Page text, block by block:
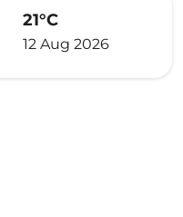
21°C
12 Aug 2026